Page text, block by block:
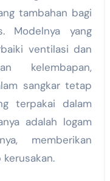
tambahan bagi
Modelnya yang
ventilasi dan
kelembapan,
sangkar tetap
terpakai dalam
adalah logam
memberikan